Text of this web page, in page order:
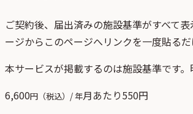
ご契約後、 届出済みの施設基準がすべて表
ージからこのページへリンクを一度貼るだ
本サービスが掲載するのは施設基準です
6,600円（税込）/ 年月あたり550円